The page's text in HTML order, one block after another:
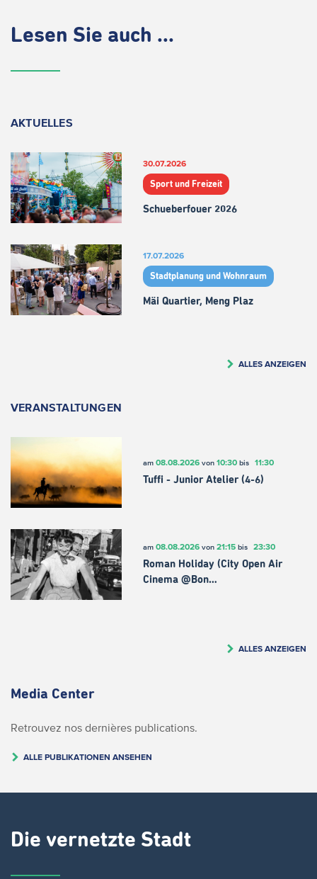
Lesen Sie auch ...
AKTUELLES
30.07.2026
Sport und Freizeit
Schueberfouer 2026
17.07.2026
Stadtplanung und Wohnraum
Mäi Quartier, Meng Plaz
ALLES ANZEIGEN
VERANSTALTUNGEN
am 08.08.2026von 10:30bis 11:30
Tuffi - Junior Atelier (4-6)
am 08.08.2026von 21:15bis 23:30
Roman Holiday (City Open Air
Cinema @Bon…
ALLES ANZEIGEN
Media Center
Retrouvez nos dernières publications.
ALLE PUBLIKATIONEN ANSEHEN
Die vernetzte Stadt